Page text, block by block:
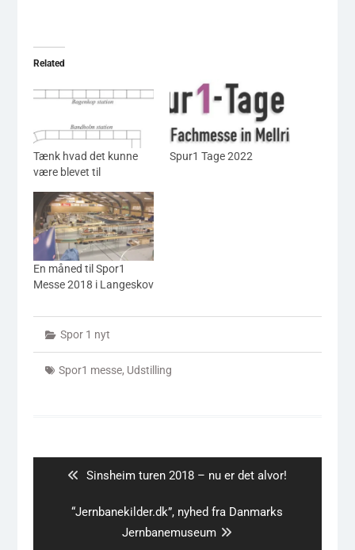
Related
Tænk hvad det kunne
være blevet til
Spur1 Tage 2022
En måned til Spor1
Messe 2018 i Langeskov
Spor 1 nyt
Spor1 messe, Udstilling
Previous
Sinsheim turen 2018 – nu er det alvor!
Next
“Jernbanekilder.dk”, nyhed fra Danmarks
Jernbanemuseum